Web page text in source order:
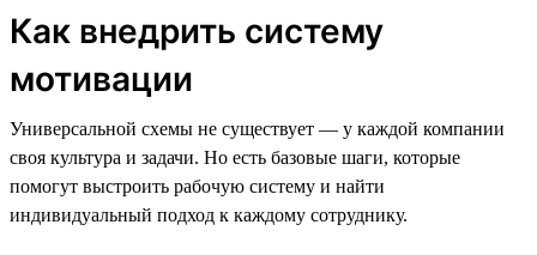
Как внедрить систему
мотивации
Универсальной схемы не существует — у каждой компании
своя культура и задачи. Но есть базовые шаги, которые
помогут выстроить рабочую систему и найти
индивидуальный подход к каждому сотруднику.